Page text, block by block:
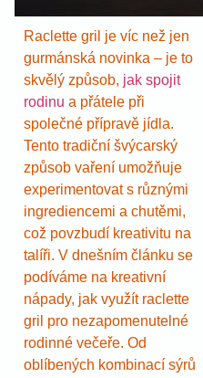
Raclette gril je víc než jen
gurmánská novinka – je to
skvělý způsob, jak spojit
rodinu a přátele při
společné přípravě jídla.
Tento tradiční švýcarský
způsob vaření umožňuje
experimentovat s různými
ingrediencemi a chutěmi,
což povzbudí kreativitu na
talíři. V dnešním článku se
podíváme na kreativní
nápady, jak využít raclette
gril pro nezapomenutelné
rodinné večeře. Od
oblíbených kombinací sýrů